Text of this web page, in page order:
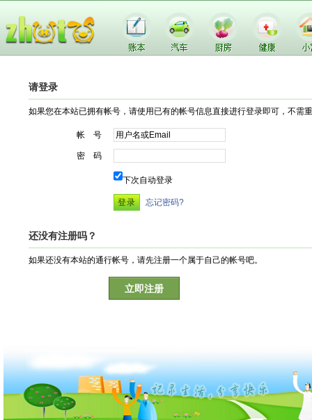
请登录
如果您在本站已拥有帐号，请使用已有的帐号信息直接进行登录即可，不需
帐 号
密 码
下次自动登录
忘记密码?
还没有注册吗？
如果还没有本站的通行帐号，请先注册一个属于自己的帐号吧。
立即注册